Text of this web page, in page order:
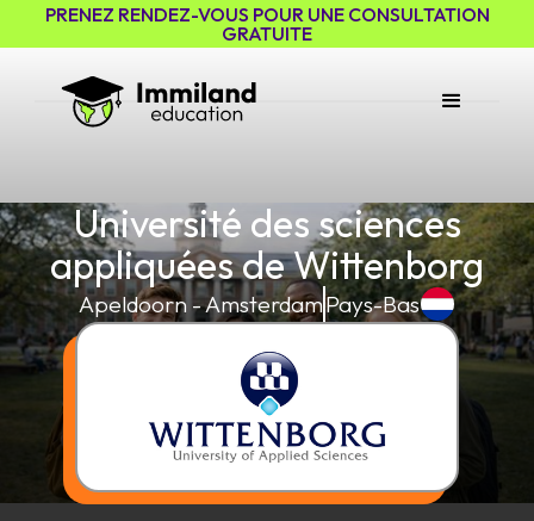
PRENEZ RENDEZ-VOUS POUR UNE CONSULTATION
GRATUITE
Université des sciences
appliquées de Wittenborg
Apeldoorn - AmsterdamPays-Bas